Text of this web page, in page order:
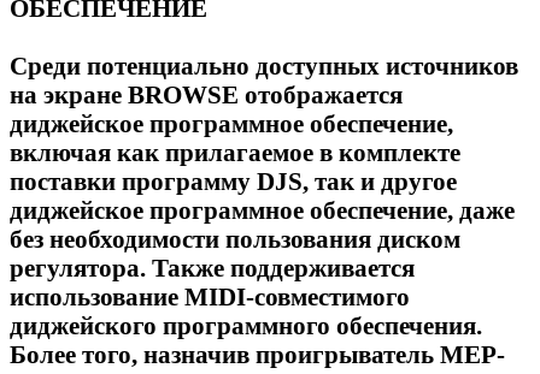
ОБЕСПЕЧЕНИЕ
Среди потенциально доступных источников
на экране BROWSE отображается
диджейское программное обеспечение,
включая как прилагаемое в комплекте
поставки программу DJS, так и другое
диджейское программное обеспечение, даже
без необходимости пользования диском
регулятора. Также поддерживается
использование MIDI-совместимого
диджейского программного обеспечения.
Более того, назначив проигрыватель MEP-